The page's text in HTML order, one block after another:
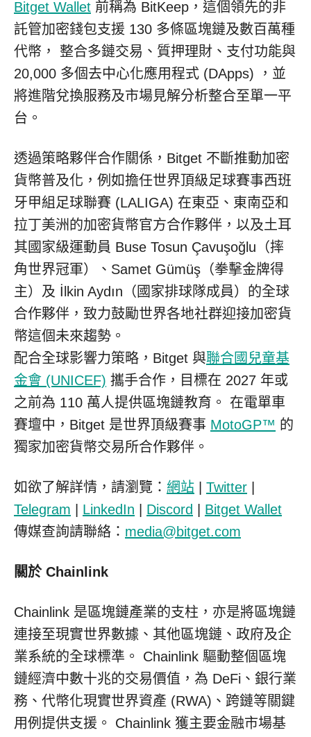
Bitget Wallet 前稱為 BitKeep，這個領先的非
託管加密錢包支援 130 多條區塊鏈及數百萬種
代幣， 整合多鏈交易、質押理財、支付功能與
20,000 多個去中心化應用程式 (DApps) ，並
將進階兌換服務及市場見解分析整合至單一平
台。
透過策略夥伴合作關係，Bitget 不斷推動加密
貨幣普及化，例如擔任世界頂級足球賽事西班
牙甲組足球聯賽 (LALIGA) 在東亞、東南亞和
拉丁美洲的加密貨幣官方合作夥伴，以及土耳
其國家級運動員 Buse Tosun Çavuşoğlu（摔
角世界冠軍）、Samet Gümüş（拳擊金牌得
主）及 İlkin Aydın（國家排球隊成員）的全球
合作夥伴，致力鼓勵世界各地社群迎接加密貨
幣這個未來趨勢。
配合全球影響力策略，Bitget 與聯合國兒童基
金會 (UNICEF) 攜手合作，目標在 2027 年或
之前為 110 萬人提供區塊鏈教育。 在電單車
賽壇中，Bitget 是世界頂級賽事 MotoGP™ 的
獨家加密貨幣交易所合作夥伴。
如欲了解詳情，請瀏覽： 網站 Twitter
Telegram
LinkedIn Discord
Bitget Wallet
傳媒查詢請聯絡： media@bitget.com
關於 Chainlink
Chainlink 是區塊鏈產業的支柱，亦是將區塊鏈
連接至現實世界數據、其他區塊鏈、政府及企
業系統的全球標準。 Chainlink 驅動整個區塊
鏈經濟中數十兆的交易價值，為 DeFi、銀行業
務、代幣化現實世界資產 (RWA)、跨鏈等關鍵
用例提供支援。 Chainlink 獲主要金融市場基